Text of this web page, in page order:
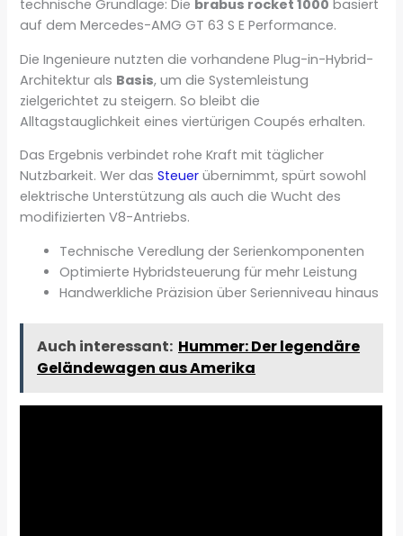
technische Grundlage: Die brabus rocket 1000 basiert
auf dem Mercedes-AMG GT 63 S E Performance.
Die Ingenieure nutzten die vorhandene Plug-in-Hybrid-
Architektur als Basis, um die Systemleistung
zielgerichtet zu steigern. So bleibt die
Alltagstauglichkeit eines viertürigen Coupés erhalten.
Das Ergebnis verbindet rohe Kraft mit täglicher
Nutzbarkeit. Wer dasSteuer übernimmt, spürt sowohl
elektrische Unterstützung als auch die Wucht des
modifizierten V8-Antriebs.
Technische Veredlung der Serienkomponenten
Optimierte Hybridsteuerung für mehr Leistung
Handwerkliche Präzision über Serienniveau hinaus
Auch interessant: Hummer: Der legendäre
Geländewagen aus Amerika